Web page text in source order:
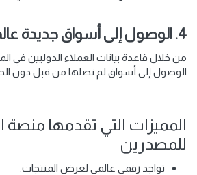
4. الوصول إلى أسواق جديدة عالميًا
من خلال قاعدة بيانات العملاء الدوليين في
الوصول إلى أسواق لم تصلها من قبل دون
المميزات التي تقدمها منصة
للمصدرين
تواجد رقمي عالمي لعرض المنتجات.